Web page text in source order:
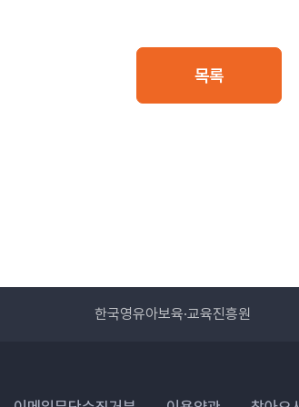
목록
아이사랑보육포털